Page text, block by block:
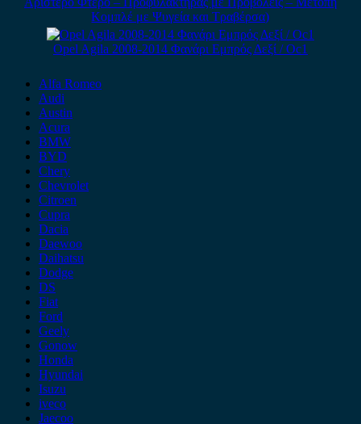
Κομπλέ με Ψυγεία και Τραβέρσα)
Opel Agila 2008-2014 Φανάρι Εμπρός Δεξί / Οc1
Alfa Romeo
Audi
Austin
Acura
BMW
BYD
Chery
Chevrolet
Citroen
Cupra
Dacia
Daewoo
Daihatsu
Dodge
DS
Fiat
Ford
Geely
Gonow
Honda
Hyundai
Isuzu
iveco
Jaecoo